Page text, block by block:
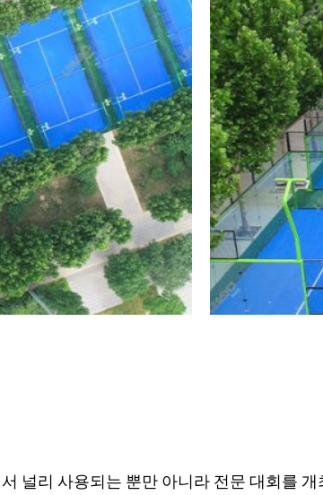
널리 사용되는 뿐만 아니라 전문 대회를